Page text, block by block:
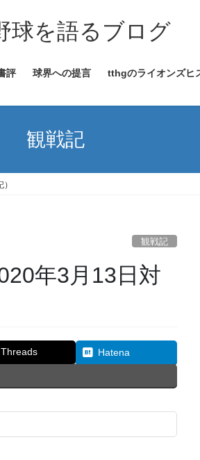
球を語るブログ
評 球界への提言 tthgのライオンズヒ
観戦記
観戦記
年3月13日対
Threads Hatena